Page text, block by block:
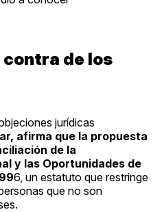
de los
jurídicas
afirma que la propuesta
de la
y las Oportunidades de
6, un estatuto que restringe
que no son